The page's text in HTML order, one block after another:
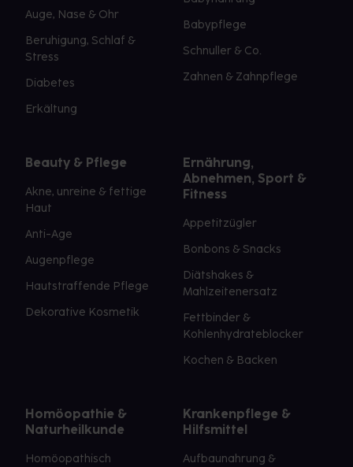
Auge, Nase & Ohr
Beruhigung, Schlaf &
Stress
Diabetes
Erkältung
Babypflege
Schnuller & Co.
Zahnen & Zahnpflege
Beauty & Pflege
Akne, unreine & fettige
Haut
Anti-Age
Augenpflege
Hautstraffende Pflege
Dekorative Kosmetik
Ernährung,
Abnehmen, Sport &
Fitness
Appetitzügler
Bonbons & Snacks
Diätshakes &
Mahlzeitenersatz
Fettbinder &
Kohlenhydrateblocker
Kochen & Backen
Homöopathie &
Naturheilkunde
Homöopathisch
Krankenpflege &
Hilfsmittel
Aufbaunahrung &